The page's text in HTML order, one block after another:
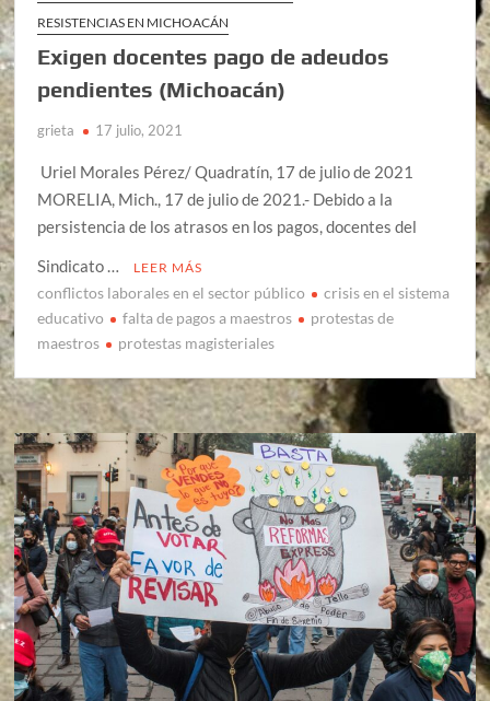
RESISTENCIAS EN MICHOACÁN
Exigen docentes pago de adeudos
pendientes (Michoacán)
grieta 17 julio, 2021
Uriel Morales Pérez/ Quadratín, 17 de julio de 2021
MORELIA, Mich., 17 de julio de 2021.- Debido a la
persistencia de los atrasos en los pagos, docentes del
Sindicato …
LEER MÁS
conflictos laborales en el sector público
crisis en el sistema
educativo
falta de pagos a maestros
protestas de
maestros
protestas magisteriales